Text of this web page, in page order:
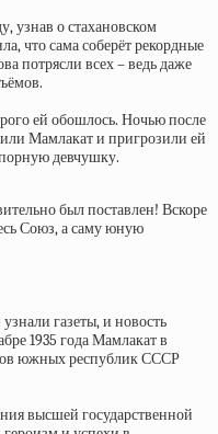
узнав о стахановском
что сама соберёт рекордные
потрясли всех – ведь даже
ей обошлось. Ночью после
Мамлакат и пригрозили ей
девчушку.
был поставлен! Вскоре
Союз, а саму юную
газеты, и новость
1935 года Мамлакат в
южных республик СССР
высшей государственной